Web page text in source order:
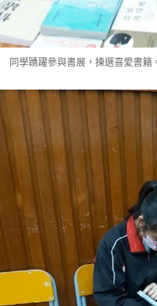
同學踴躍參與書展，揀選喜愛書籍